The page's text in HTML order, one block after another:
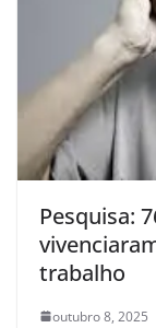
Pesquisa:
trabalho
outubro 8, 2025